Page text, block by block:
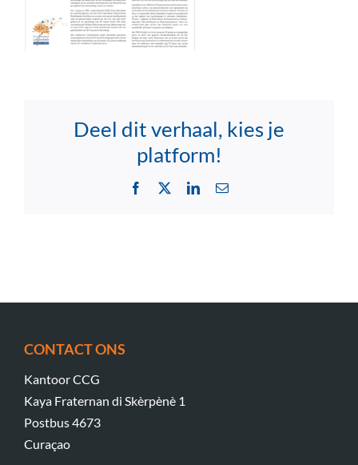
Deel dit verhaal, kies je
platform!
Facebook LinkedInEmail
CONTACT ONS
Kantoor CCG
Kaya Fraternan di Skèrpènè 1
Postbus 4673
Curaçao